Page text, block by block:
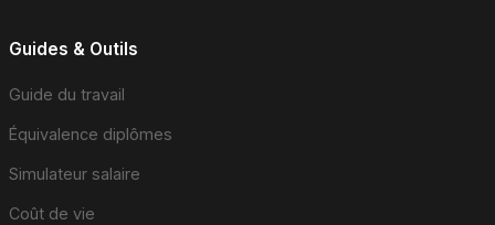
Guides & Outils
Guide du travail
Équivalence diplômes
Simulateur salaire
Coût de vie